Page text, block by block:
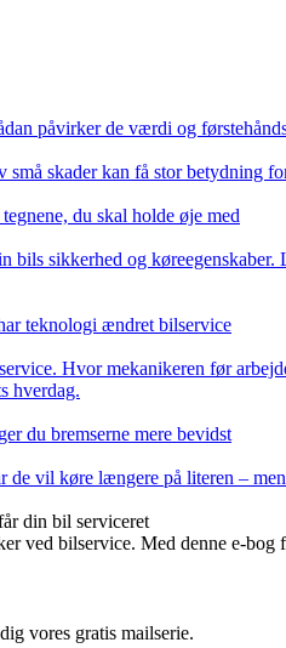
påvirker de værdi og
skader kan få stor betydning
du skal holde øje med
bils sikkerhed og
teknologi ændret bilservice
Hvor mekanikeren før
hverdag.
du bremserne mere bevidst
de vil køre længere på literen –
din bil serviceret
ved bilservice. Med denne e-
vores gratis mailserie.